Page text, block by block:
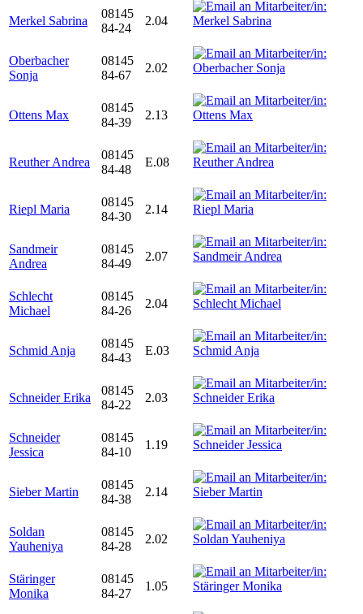
Merkel Sabrina
08145
84-24
2.04
Oberbacher
Sonja
08145
84-67
2.02
Ottens Max
08145
84-39
2.13
Reuther Andrea
08145
84-48
E.08
Riepl Maria
08145
84-30
2.14
Sandmeir
Andrea
08145
84-49
2.07
Schlecht
Michael
08145
84-26
2.04
Schmid Anja
08145
84-43
E.03
Schneider Erika
08145
84-22
2.03
Schneider
Jessica
08145
84-10
1.19
Sieber Martin
08145
84-38
2.14
Soldan
Yauheniya
08145
84-28
2.02
Stäringer
Monika
08145
84-27
1.05